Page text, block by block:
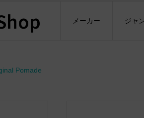
メーカー ジャ
Pomade